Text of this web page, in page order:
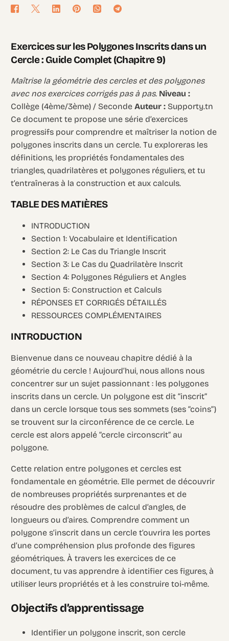
Exercices sur les Polygones Inscrits dans un
Cercle : Guide Complet (Chapitre 9)
Maîtrise la géométrie des cercles et des polygones
avec nos exercices corrigés pas à pas. Niveau :
Collège (4ème/3ème) / SecondeAuteur : Supporty.tn
Ce document te propose une série d’exercices
progressifs pour comprendre et maîtriser la notion de
polygones inscrits dans un cercle. Tu exploreras les
définitions, les propriétés fondamentales des
triangles, quadrilatères et polygones réguliers, et tu
t’entraîneras à la construction et aux calculs.
TABLE DES MATIÈRES
INTRODUCTION
Section 1: Vocabulaire et Identification
Section 2: Le Cas du Triangle Inscrit
Section 3: Le Cas du Quadrilatère Inscrit
Section 4: Polygones Réguliers et Angles
Section 5: Construction et Calculs
RÉPONSES ET CORRIGÉS DÉTAILLÉS
RESSOURCES COMPLÉMENTAIRES
INTRODUCTION
Bienvenue dans ce nouveau chapitre dédié à la
géométrie du cercle ! Aujourd’hui, nous allons nous
concentrer sur un sujet passionnant : les polygones
inscrits dans un cercle. Un polygone est dit “inscrit”
dans un cercle lorsque tous ses sommets (ses “coins”)
se trouvent sur la circonférence de ce cercle. Le
cercle est alors appelé “cercle circonscrit” au
polygone.
Cette relation entre polygones et cercles est
fondamentale en géométrie. Elle permet de découvrir
de nombreuses propriétés surprenantes et de
résoudre des problèmes de calcul d’angles, de
longueurs ou d’aires. Comprendre comment un
polygone s’inscrit dans un cercle t’ouvrira les portes
d’une compréhension plus profonde des figures
géométriques. À travers les exercices de ce
document, tu vas apprendre à identifier ces figures, à
utiliser leurs propriétés et à les construire toi-même.
Objectifs d’apprentissage
Identifier un polygone inscrit, son cercle